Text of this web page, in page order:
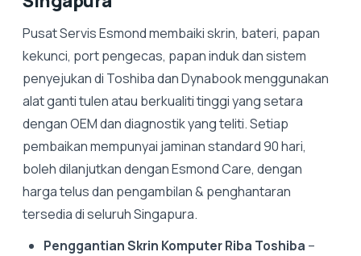
Pusat Servis Esmond membaiki skrin, bateri, papan
kekunci, port pengecas, papan induk dan sistem
penyejukan di Toshiba dan Dynabook menggunakan
alat ganti tulen atau berkualiti tinggi yang setara
dengan OEM dan diagnostik yang teliti. Setiap
pembaikan mempunyai jaminan standard 90 hari,
boleh dilanjutkan dengan Esmond Care, dengan
harga telus dan pengambilan & penghantaran
tersedia di seluruh Singapura.
Penggantian Skrin Komputer Riba Toshiba –